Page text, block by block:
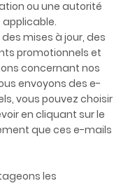
ou une autorité
mises à jour, des
promotionnels et
concernant nos
envoyons des e-
vous pouvez choisir
en cliquant sur le
que ces e-mails
les